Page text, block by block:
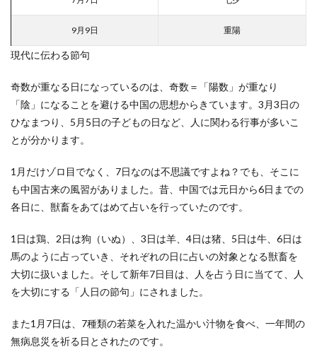
9月9日 重陽
現代に伝わる節句
奇数が重なる日になっているのは、奇数＝「陽数」が重なり
「陰」になることを避ける中国の思想からきています。3月3日の
ひなまつり、5月5日の子どもの日など、人に関わる行事が多いこ
とが分かります。
1月だけゾロ目でなく、7日なのは不思議ですよね？でも、そこに
も中国古来の風習がありました。昔、中国では元日から6日までの
各日に、獣畜をあてはめて占いを行っていたのです。
1日は鶏、2日は狗（いぬ）、3日は羊、4日は猪、5日は牛、6日は
馬のように占っていき、それぞれの日に占いの対象となる獣畜を
大切に扱いました。そして新年7日目は、人を占う日に当てて、人
を大切にする「人日の節句」にされました。
また1月7日は、7種類の若菜を入れた温かい汁物を食べ、一年間の
無病息災を祈る日とされたのです。